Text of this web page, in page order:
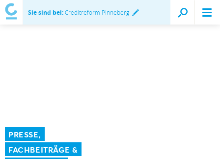
Sie sind bei:Creditreform Pinneberg
PRESSE,
FACHBEITRÄGE &